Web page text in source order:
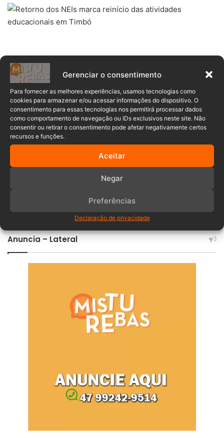
Gerenciar o consentimento
Para fornecer as melhores experiências, usamos tecnologias como
cookies para armazenar e/ou acessar informações do dispositivo. O
consentimento para essas tecnologias nos permitirá processar dados
como comportamento de navegação ou IDs exclusivos neste site. Não
consentir ou retirar o consentimento pode afetar negativamente certos
recursos e funções.
Aceitar
Negar
Preferências
Declaração de privacidade
atividades educação
retorno Timbó upes
Comentários
Anuncia – Lateral